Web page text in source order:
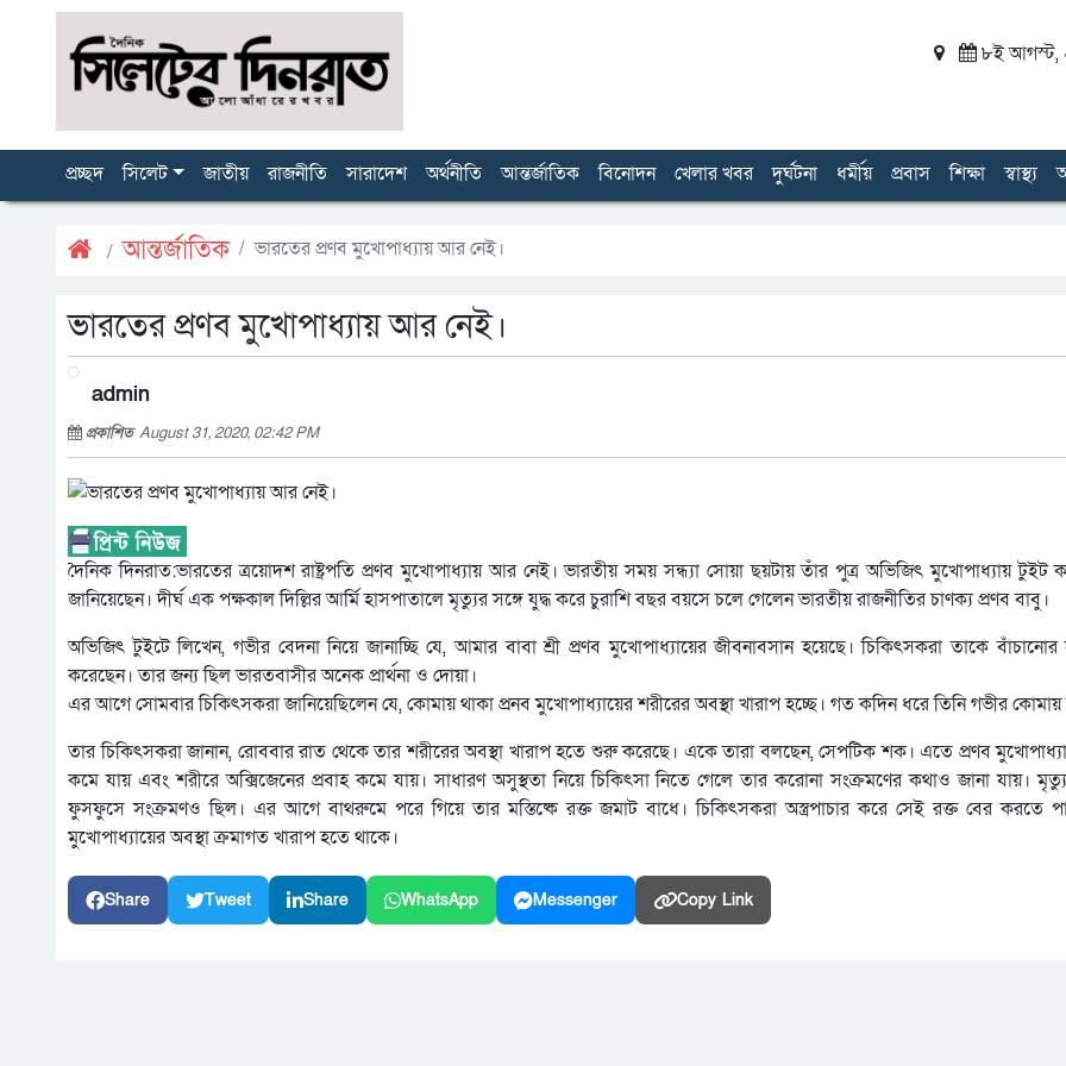
৮ই আগস্ট,
প্রচ্ছদ সিলেট জাতীয় রাজনীতি সারাদেশ অর্থনীতি আন্তর্জাতিক বিনোদন খেলার খবর দুর্ঘটনা ধর্মীয় প্রবাস শিক্ষা স্বাস্থ্য
আন্তর্জাতিক ভারতের প্রণব মুখোপাধ্যায় আর নেই।
ভারতের প্রণব মুখোপাধ্যায় আর নেই।
admin
প্রকাশিতAugust 31, 2020, 02:42 PM
দৈনিক দিনরাত:ভারতের ত্রয়োদশ রাষ্ট্রপতি প্রণব মুখোপাধ্যায় আর নেই। ভারতীয় সময় সন্ধ্যা সোয়া ছয়টায় তাঁর পুত্র অভিজিৎ মুখোপাধ্যায়
জানিয়েছেন। দীর্ঘ এক পক্ষকাল দিল্লির আর্মি হাসপাতালে মৃত্যুর সঙ্গে যুদ্ধ করে চুরাশি বছর বয়সে চলে গেলেন ভারতীয় রাজনীতির চাণক্য প্রণব বাবু।
অভিজিৎ টুইটে লিখেন, গভীর বেদনা নিয়ে জানাচ্ছি যে, আমার বাবা শ্রী প্রণব মুখোপাধ্যায়ের জীবনাবসান হয়েছে। চিকিৎসকরা তাকে বাঁচানোর
করেছেন। তার জন্য ছিল ভারতবাসীর অনেক প্রার্থনা ও দোয়া।
এর আগে সোমবার চিকিৎসকরা জানিয়েছিলেন যে, কোমায় থাকা প্রনব মুখোপাধ্যায়ের শরীরের অবস্থা খারাপ হচ্ছে। গত কদিন ধরে তিনি গভীর কোমায়
তার চিকিৎসকরা জানান, রোববার রাত থেকে তার শরীরের অবস্থা খারাপ হতে শুরু করেছে। একে তারা বলছেন, সেপটিক শক। এতে প্রণব
কমে যায় এবং শরীরে অক্সিজেনের প্রবাহ কমে যায়। সাধারণ অসুস্থতা নিয়ে চিকিৎসা নিতে গেলে তার করোনা সংক্রমণের কথাও জানা যায়।
ফুসফুসে সংক্রমণও ছিল। এর আগে বাথরুমে পরে গিয়ে তার মস্তিষ্কে রক্ত জমাট বাধে। চিকিৎসকরা অস্ত্রপাচার করে সেই রক্ত বের করতে
মুখোপাধ্যায়ের অবস্থা ক্রমাগত খারাপ হতে থাকে।
Share Tweet Share WhatsApp Messenger Copy Link